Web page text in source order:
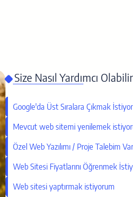
Size Nasıl Yardımcı
Google'da Üst Sıralara Çıkmak
Mevcut web sitemi yenilemek
Özel Web Yazılımı / Proje Talebim Var
Web Sitesi Fiyatlarını Öğrenmek
Web sitesi yaptırmak istiyorum